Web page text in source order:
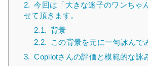
2. 今回は「大きな迷子のワンちゃ
せて頂きます。
2.1. 背景
2.2.
この背景を元に一句詠んで
3. Copilotさんの評価と模範的な詠